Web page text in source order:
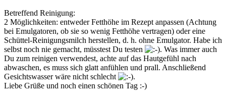
Betreffend Reinigung:
2 Möglichkeiten: entweder Fetthöhe im Rezept anpassen (Achtung
bei Emulgatoren, ob sie so wenig Fetthöhe vertragen) oder eine
Schüttel-Reinigungsmilch herstellen, d. h. ohne Emulgator. Habe ich
selbst noch nie gemacht, müsstest Du testen
. Was immer auch
Du zum reinigen verwendest, achte auf das Hautgefühl nach
abwaschen, es muss sich glatt anfühlen und prall. Anschließend
Gesichtswasser wäre nicht schlecht
.
Liebe Grüße und noch einen schönen Tag :-)